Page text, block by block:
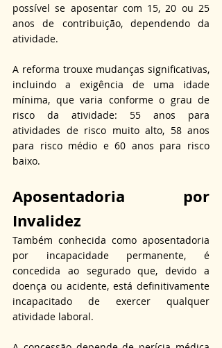
possível se aposentar com 15, 20 ou 25
anos de contribuição, dependendo da
atividade.
A reforma trouxe mudanças significativas,
incluindo a exigência de uma idade
mínima, que varia conforme o grau de
risco da atividade: 55 anos para
atividades de risco muito alto, 58 anos
para risco médio e 60 anos para risco
baixo.
Aposentadoria por
Invalidez
Também conhecida como aposentadoria
por incapacidade permanente, é
concedida ao segurado que, devido a
doença ou acidente, está definitivamente
incapacitado de exercer qualquer
atividade laboral.